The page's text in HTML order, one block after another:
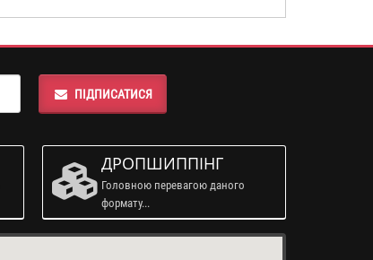
ПІДПИСАТИСЯ
ДРОПШИППІНГ
Головною перевагою даного
формату...